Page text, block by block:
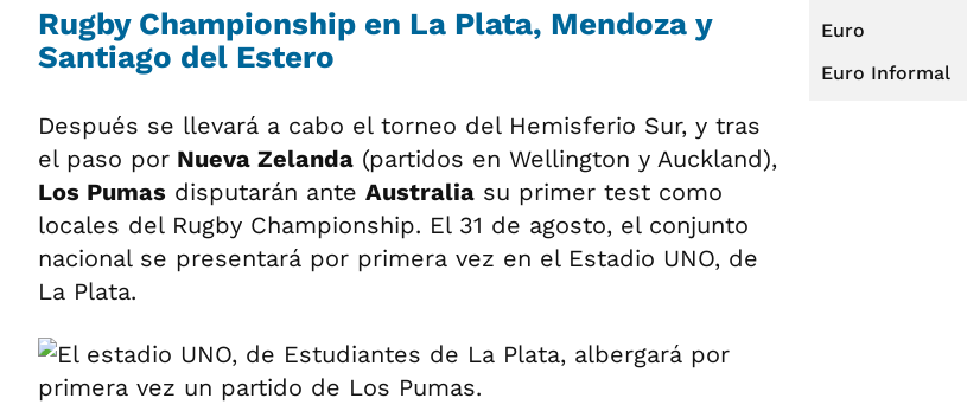
Rugby Championship en La Plata, Mendoza y
Santiago del Estero
Después se llevará a cabo el torneo del Hemisferio Sur, y tras
el paso por Nueva Zelanda (partidos en Wellington y Auckland),
Los Pumas disputarán ante Australia su primer test como
locales del Rugby Championship. El 31 de agosto, el conjunto
nacional se presentará por primera vez en el Estadio UNO, de
La Plata.
Euro
Euro Informal